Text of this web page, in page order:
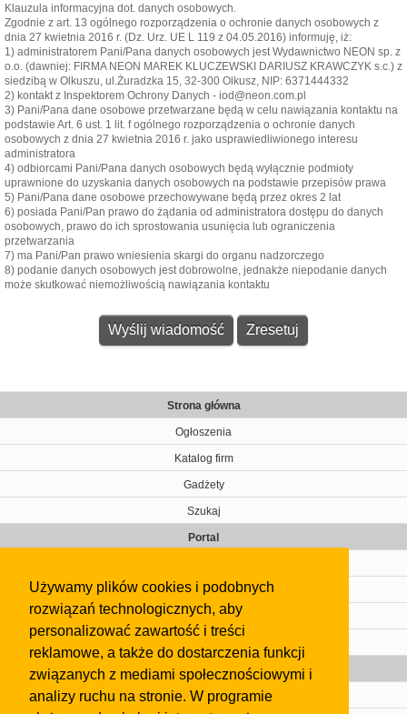
Używamy plików cookies i podobnych
rozwiązań technologicznych, aby
personalizować zawartość i treści
reklamowe, a także do dostarczenia funkcji
związanych z mediami społecznościowymi i
analizy ruchu na stronie. W programie
Klauzula informacyjna dot. danych osobowych.
Zgodnie z art. 13 ogólnego rozporządzenia o ochronie danych osobowych z
dnia 27 kwietnia 2016 r. (Dz. Urz. UE L 119 z 04.05.2016) informuję, iż:
1) administratorem Pani/Pana danych osobowych jest Wydawnictwo NEON sp. z
o.o. (dawniej: FIRMA NEON MAREK KLUCZEWSKI DARIUSZ KRAWCZYK s.c.) z
siedzibą w Olkuszu, ul.Żuradzka 15, 32-300 Olkusz, NIP: 6371444332
2) kontakt z Inspektorem Ochrony Danych - iod@neon.com.pl
3) Pani/Pana dane osobowe przetwarzane będą w celu nawiązania kontaktu na
podstawie Art. 6 ust. 1 lit. f ogólnego rozporządzenia o ochronie danych
osobowych z dnia 27 kwietnia 2016 r. jako usprawiedliwionego interesu
administratora
4) odbiorcami Pani/Pana danych osobowych będą wyłącznie podmioty
uprawnione do uzyskania danych osobowych na podstawie przepisów prawa
5) Pani/Pana dane osobowe przechowywane będą przez okres 2 lat
6) posiada Pani/Pan prawo do żądania od administratora dostępu do danych
osobowych, prawo do ich sprostowania usunięcia lub ograniczenia
przetwarzania
7) ma Pani/Pan prawo wniesienia skargi do organu nadzorczego
8) podanie danych osobowych jest dobrowolne, jednakże niepodanie danych
może skutkować niemożliwością nawiązania kontaktu
Strona główna
Ogłoszenia
Katalog firm
Gadżety
Szukaj
Portal
Kontakt
Regulamin
Gazeta
Olkusz